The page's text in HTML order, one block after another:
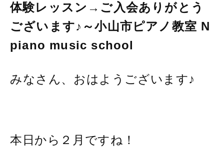
体験レッスン→ご入会ありがとう
ございます♪～小山市ピアノ教室 N
piano music school
みなさん、おはようございます♪
本日から２月ですね！